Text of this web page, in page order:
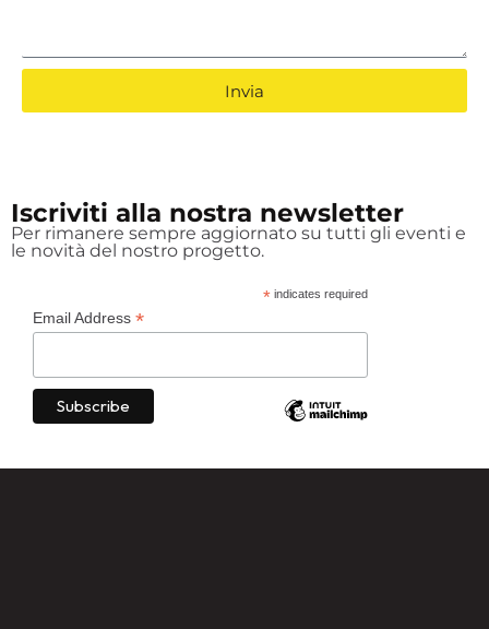
Invia
Iscriviti alla nostra newsletter
Per rimanere sempre aggiornato su tutti gli eventi e
le novità del nostro progetto.
* indicates required
Email Address *